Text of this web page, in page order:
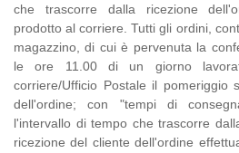
che trascorre dalla ricezione
prodotto al corriere. Tutti gli ordini,
magazzino, di cui è pervenuta la
le ore 11.00 di un giorno
corriere/Ufficio Postale il pomeriggio
dell'ordine; con "tempi di
l'intervallo di tempo che trascorre
ricezione del cliente dell'ordine